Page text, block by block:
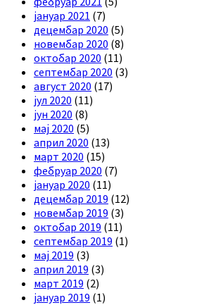
јануар 2021 (7)
децембар 2020 (5)
новембар 2020 (8)
октобар 2020 (11)
септембар 2020 (3)
август 2020 (17)
јул 2020 (11)
јун 2020 (8)
мај 2020 (5)
април 2020 (13)
март 2020 (15)
фебруар 2020 (7)
јануар 2020 (11)
децембар 2019 (12)
новембар 2019 (3)
октобар 2019 (11)
септембар 2019 (1)
мај 2019 (3)
април 2019 (3)
март 2019 (2)
јануар 2019 (1)